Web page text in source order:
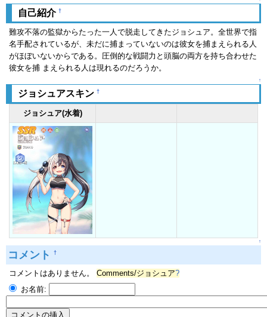
自己紹介 †
難攻不落の監獄からたった一人で脱走してきたジョシュア。全世界で指
名手配されているが、未だに捕まっていないのは彼女を捕まえられる人
がほぼいないからである。圧倒的な戦闘力と頭脳の両方を持ち合わせた
彼女を捕 まえられる人は現れるのだろうか。
↑
ジョシュアスキン †
ジョシュア(水着)
↑
コメント †
コメントはありません。 Comments/ジョシュア?
お名前: